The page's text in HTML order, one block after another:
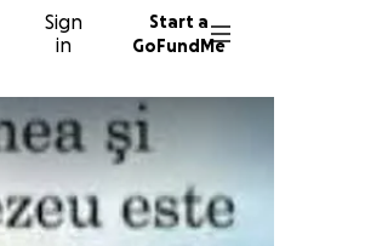
Sign
in
Start a
GoFundMe